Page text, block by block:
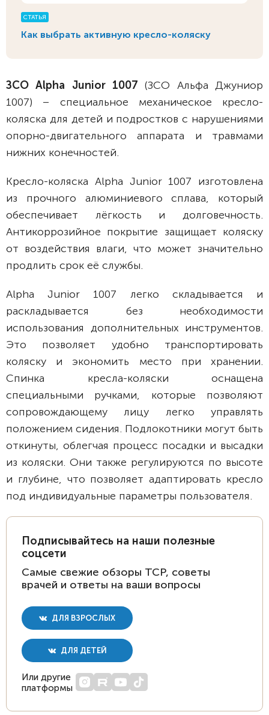
СТАТЬЯ
Как выбрать активную кресло-коляску
ЗСО Alpha Junior 1007 (ЗСО Альфа Джуниор
1007) – специальное механическое кресло-
коляска для детей и подростков с нарушениями
опорно-двигательного аппарата и травмами
нижних конечностей.
Кресло-коляска Alpha Junior 1007 изготовлена
из прочного алюминиевого сплава, который
обеспечивает лёгкость и долговечность.
Антикоррозийное покрытие защищает коляску
от воздействия влаги, что может значительно
продлить срок её службы.
Alpha Junior 1007 легко складывается и
раскладывается без необходимости
использования дополнительных инструментов.
Это позволяет удобно транспортировать
коляску и экономить место при хранении.
Спинка кресла-коляски оснащена
специальными ручками, которые позволяют
сопровождающему лицу легко управлять
положением сидения. Подлокотники могут быть
откинуты, облегчая процесс посадки и высадки
из коляски. Они также регулируются по высоте
и глубине, что позволяет адаптировать кресло
под индивидуальные параметры пользователя.
Подписывайтесь на наши полезные
соцсети
Самые свежие обзоры ТСР, советы
врачей и ответы на ваши вопросы
ДЛЯ ВЗРОСЛЫХ
ДЛЯ ДЕТЕЙ
Или другие
платформы